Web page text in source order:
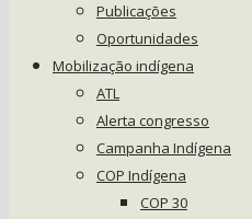
Publicações
Oportunidades
Mobilização indígena
ATL
Alerta congresso
Campanha Indígena
COP Indígena
COP 30